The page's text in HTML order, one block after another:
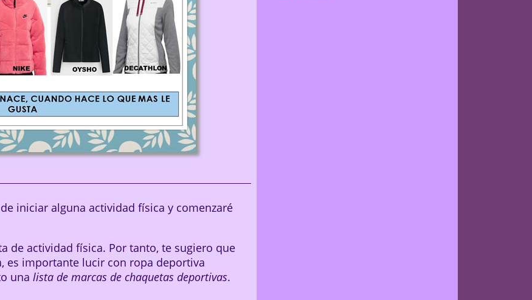
iniciar alguna actividad física y comenzaré
de actividad física. Por tanto, te sugiero que
es importante lucir con ropa deportiva
una lista de marcas de chaquetas deportivas.